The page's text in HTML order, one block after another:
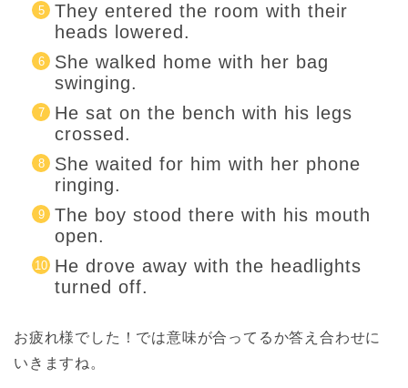
They entered the room with their
heads lowered.
She walked home with her bag
swinging.
He sat on the bench with his legs
crossed.
She waited for him with her phone
ringing.
The boy stood there with his mouth
open.
He drove away with the headlights
turned off.
お疲れ様でした！では意味が合ってるか答え合わせに
いきますね。